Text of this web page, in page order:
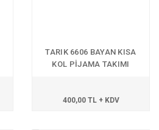
TARIK 6606 BAYAN KISA
KOL PİJAMA TAKIMI
400,00 TL + KDV